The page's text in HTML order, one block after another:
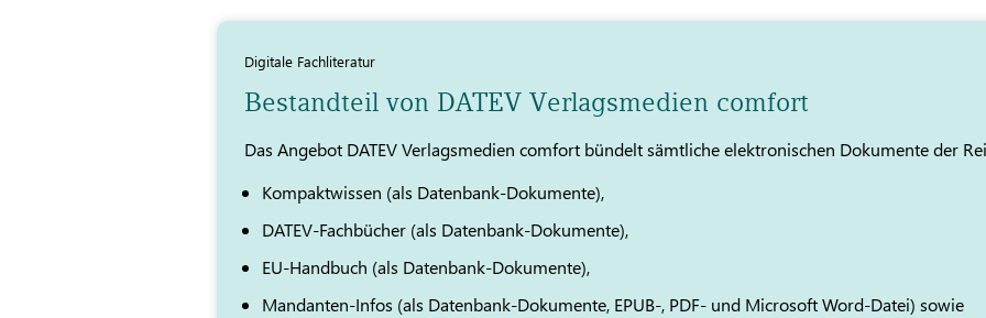
Digitale Fachliteratur
Bestandteil von DATEV Verlagsmedien comfort
Das Angebot DATEV Verlagsmedien comfort bündelt sämtliche elektronischen Dokumente der
Kompaktwissen (als Datenbank-Dokumente),
DATEV-Fachbücher (als Datenbank-Dokumente),
EU-Handbuch (als Datenbank-Dokumente),
Mandanten-Infos (als Datenbank-Dokumente, EPUB-, PDF- und Microsoft Word-Datei) sowie